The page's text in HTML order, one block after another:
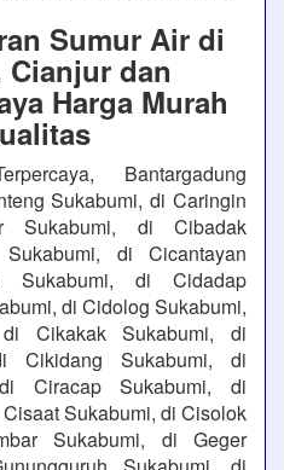
Sumur Air di
dan
Harga Murah
Bantargadung
Sukabumi, di Caringin
Sukabumi, di Cibadak
di Cicantayan
Sukabumi, di Cidadap
di Cidolog Sukabumi,
Cikakak Sukabumi, di
Cikidang Sukabumi, di
Ciracap Sukabumi, di
Sukabumi, di Cisolok
Sukabumi, di Geger